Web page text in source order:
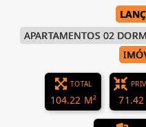
APARTAMENTOS 02
TOTAL
104.22 M² 71.42